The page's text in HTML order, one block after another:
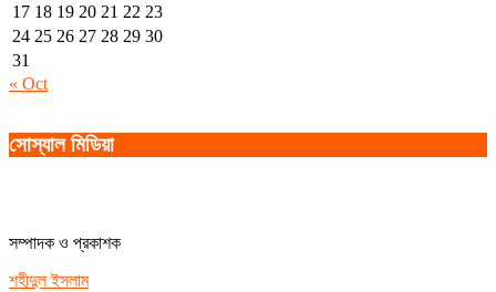
17 18 19 20 21 22 23
24 25 26 27 28 29 30
31
« Oct
সোস্যাল মিডিয়া
সম্পাদক ও প্রকাশক
শহীদুল ইসলাম